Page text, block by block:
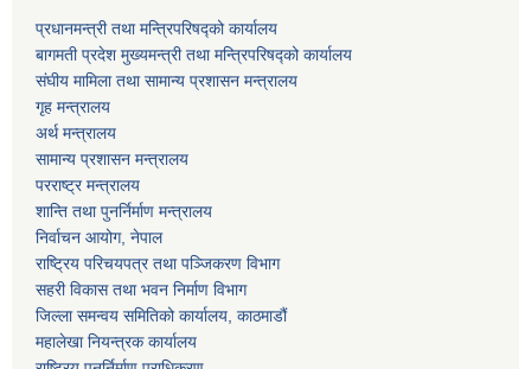
प्रधानमन्त्री तथा मन्त्रिपरिषद्को कार्यालय
बागमती प्रदेश मुख्यमन्त्री तथा मन्त्रिपरिषद्को कार्यालय
संघीय मामिला तथा सामान्य प्रशासन मन्त्रालय
गृह मन्त्रालय
अर्थ मन्त्रालय
सामान्य प्रशासन मन्त्रालय
परराष्ट्र मन्त्रालय
शान्ति तथा पुनर्निर्माण मन्त्रालय
निर्वाचन आयोग, नेपाल
राष्ट्रिय परिचयपत्र तथा पञ्जिकरण विभाग
सहरी विकास तथा भवन निर्माण विभाग
जिल्ला समन्वय समितिको कार्यालय, काठमाडौं
महालेखा नियन्त्रक कार्यालय